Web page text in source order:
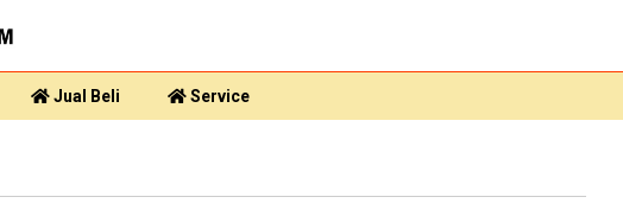
Jual Beli Service